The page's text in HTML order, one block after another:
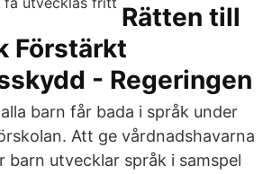
Rätten till
Förstärkt
- Regeringen
barn får bada i språk under
Att ge vårdnadshavarna
barn utvecklar språk i samspel